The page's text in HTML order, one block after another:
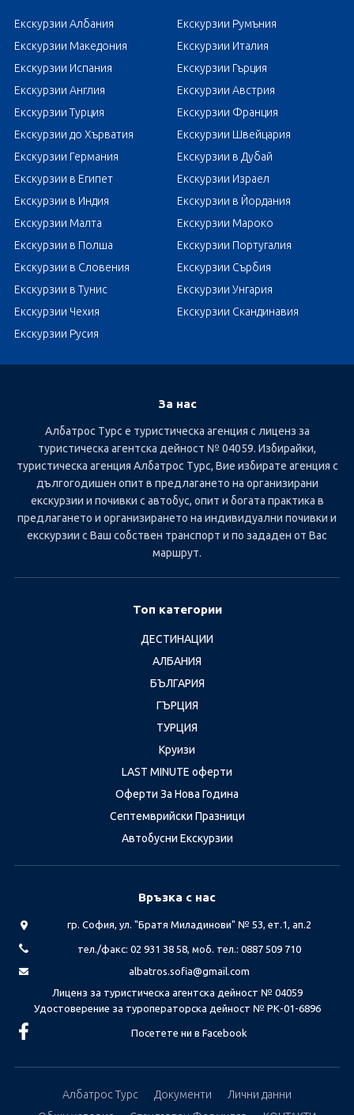
Екскурзии Албания
Екскурзии Румъния
Екскурзии Македония
Екскурзии Италия
Екскурзии Испания
Екскурзии Гърция
Екскурзии Англия
Екскурзии Австрия
Екскурзии Турция
Екскурзии Франция
Екскурзии до Хърватия
Екскурзии Швейцария
Екскурзии Германия
Екскурзии в Дубай
Екскурзии в Египет
Екскурзии Израел
Екскурзии в Индия
Екскурзии в Йордания
Екскурзии Малта
Екскурзии Мароко
Екскурзии в Полша
Екскурзии Португалия
Екскурзии в Словения
Екскурзии Сърбия
Екскурзии в Тунис
Екскурзии Унгария
Екскурзии Чехия
Екскурзии Скандинавия
Екскурзии Русия
За нас
Албатрос Турс е туристическа агенция с лиценз за
туристическа агентска дейност № 04059. Избирайки,
туристическа агенция Албатрос Турс, Вие избирате агенция с
дългогодишен опит в предлагането на организирани
екскурзии и почивки с автобус, опит и богата практика в
предлагането и организирането на индивидуални почивки и
екскурзии с Ваш собствен транспорт и по зададен от Вас
маршрут.
Топ категории
ДЕСТИНАЦИИ
АЛБАНИЯ
БЪЛГАРИЯ
ГЪРЦИЯ
ТУРЦИЯ
Круизи
LAST MINUTE оферти
Оферти За Нова Година
Септемврийски Празници
Автобусни Екскурзии
Връзка с нас
гр. София, ул. "Братя Миладинови" № 53, ет.1, ап.2
тел./факс: 02 931 38 58, моб. тел.: 0887 509 710
albatros.sofia@gmail.com
Лиценз за туристическа агентска дейност № 04059
Удостоверение за туроператорска дейност № РК-01-6896
Посетете ни в Facebook
Албатрос Турс Документи
Лични данни